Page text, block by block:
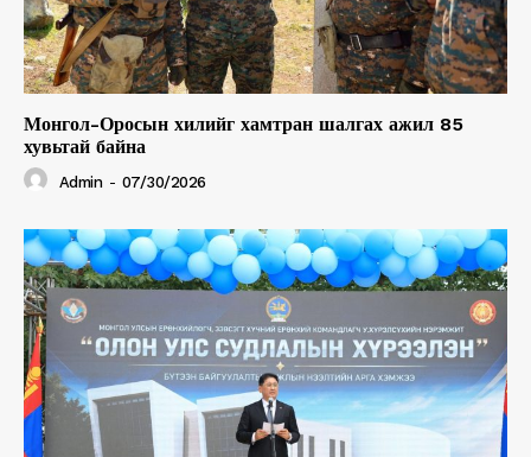
Монгол-Оросын хилийг хамтран шалгах ажил 85
хувьтай байна
Admin - 07/30/2026